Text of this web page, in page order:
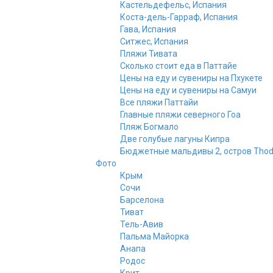
Кастельдефельс, Испания
Коста-дель-Гарраф, Испания
Гава, Испания
Ситжес, Испания
Пляжи Тивата
Сколько стоит еда в Паттайе
Цены на еду и сувениры на Пхукете
Цены на еду и сувениры на Самуи
Все пляжи Паттайи
Главные пляжи северного Гоа
Пляж Богмало
Две голубые лагуны Кипра
Бюджетные мальдивы 2, остров
Фото
Крым
Сочи
Барселона
Тиват
Тель-Авив
Пальма Майорка
Анапа
Родос